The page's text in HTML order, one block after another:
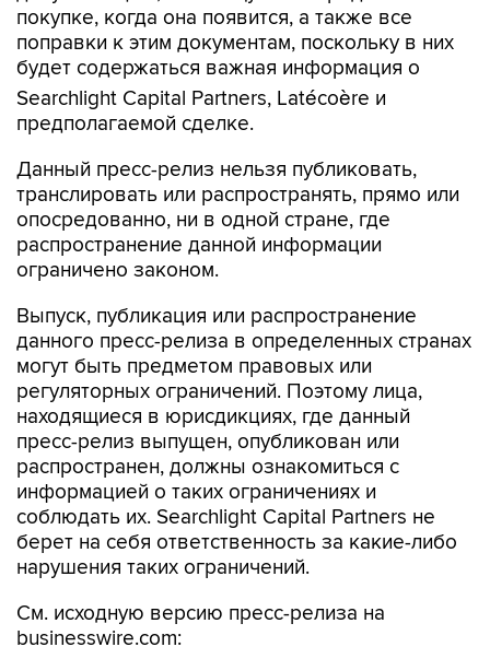
покупке, когда она появится, а также все
поправки к этим документам, поскольку в них
будет содержаться важная информация о
Searchlight Capital Partners, Latécoère и
предполагаемой сделке.
Данный пресс-релиз нельзя публиковать,
транслировать или распространять, прямо или
опосредованно, ни в одной стране, где
распространение данной информации
ограничено законом.
Выпуск, публикация или распространение
данного пресс-релиза в определенных странах
могут быть предметом правовых или
регуляторных ограничений. Поэтому лица,
находящиеся в юрисдикциях, где данный
пресс-релиз выпущен, опубликован или
распространен, должны ознакомиться с
информацией о таких ограничениях и
соблюдать их. Searchlight Capital Partners не
берет на себя ответственность за какие-либо
нарушения таких ограничений.
См. исходную версию пресс-релиза на
businesswire.com: